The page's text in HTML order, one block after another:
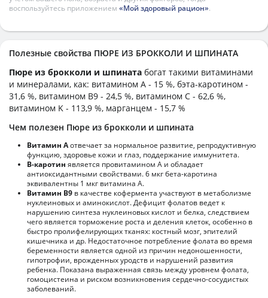
воспользуйтесь приложением «Мой здоровый рацион».
Полезные свойства ПЮРЕ ИЗ БРОККОЛИ И ШПИНАТА
Пюре из брокколи и шпината богат такими витаминами
и минералами, как: витамином А - 15 %, бэта-каротином -
31,6 %, витамином B9 - 24,5 %, витамином C - 62,6 %,
витамином K - 113,9 %, марганцем - 15,7 %
Чем полезен Пюре из брокколи и шпината
Витамин Аотвечает за нормальное развитие, репродуктивную
функцию, здоровье кожи и глаз, поддержание иммунитета.
В-каротин является провитамином А и обладает
антиоксидантными свойствами. 6 мкг бета-каротина
эквивалентны 1 мкг витамина А.
Витамин В9 в качестве кофермента участвуют в метаболизме
нуклеиновых и аминокислот. Дефицит фолатов ведет к
нарушению синтеза нуклеиновых кислот и белка, следствием
чего является торможение роста и деления клеток, особенно в
быстро пролифелирующих тканях: костный мозг, эпителий
кишечника и др. Недостаточное потребление фолата во время
беременности является одной из причин недоношенности,
гипотрофии, врожденных уродств и нарушений развития
ребенка. Показана выраженная связь между уровнем фолата,
гомоцистеина и риском возникновения сердечно-сосудистых
заболеваний.